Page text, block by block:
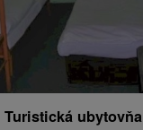
Turistická ubytovňa